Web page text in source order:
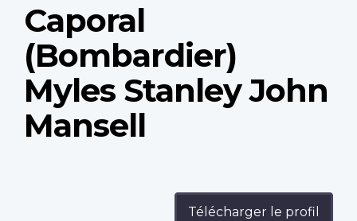
Caporal
(Bombardier)
Myles Stanley John
Mansell
Télécharger le profil